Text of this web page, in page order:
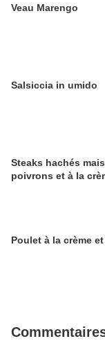
Veau Marengo
Salsiccia in umido
Steaks hachés
poivrons et à la
Poulet à la crème